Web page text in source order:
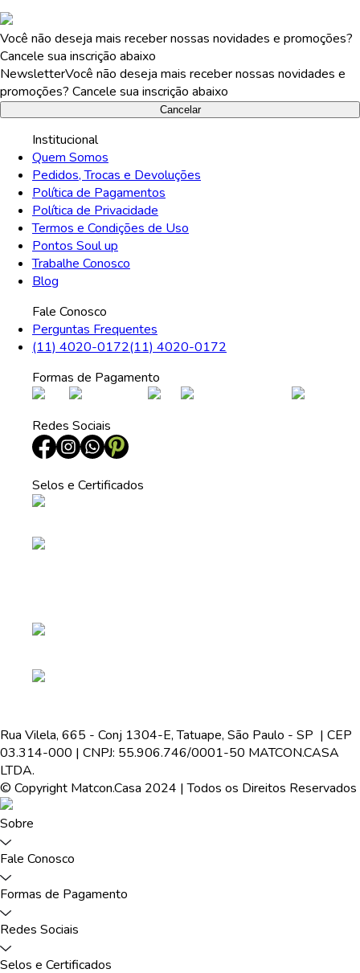
Você não deseja mais receber nossas novidades e promoções?
Cancele sua inscrição abaixo
NewsletterVocê não deseja mais receber nossas novidades e
promoções? Cancele sua inscrição abaixo
Cancelar
Institucional
Quem Somos
Pedidos, Trocas e Devoluções
Política de Pagamentos
Política de Privacidade
Termos e Condições de Uso
Pontos Soul up
Trabalhe Conosco
Blog
Fale Conosco
Perguntas Frequentes
(11) 4020-0172(11) 4020-0172
Formas de Pagamento
Redes Sociais
Selos e Certificados
Rua Vilela, 665 - Conj 1304-E, Tatuape, São Paulo - SP | CEP
03.314-000 | CNPJ: 55.906.746/0001-50 MATCON.CASA
LTDA.
© Copyright Matcon.Casa 2024 | Todos os Direitos Reservados
Sobre
Fale Conosco
Formas de Pagamento
Redes Sociais
Selos e Certificados